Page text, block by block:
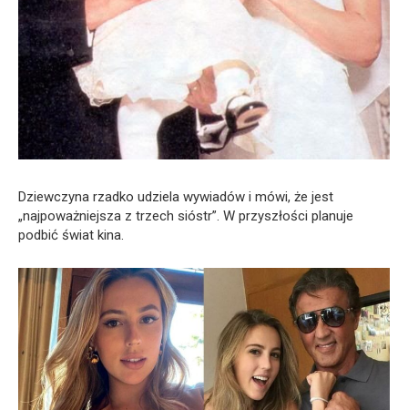
Dziewczyna rzadko udziela wywiadów i mówi, że jest
„najpoważniejsza z trzech sióstr”. W przyszłości planuje
podbić świat kina.